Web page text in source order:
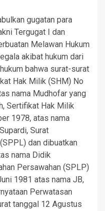
gugatan para
Tergugat I dan
Melawan Hukum
akibat hukum dari
bahwa surat-surat
Hak Milik (SHM) No
nama Mudhofar yang
Sertifikat Hak Milik
1978, atas nama
Surat
dan dibuatkan
nama Didik
Persawahan (SPLP)
1981 atas nama JB,
Perwatasan
tanggal 12 Agustus